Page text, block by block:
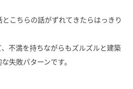
こちらの話がずれてきたらはっきり
不満を持ちながらもズルズルと建築
失敗パターンです。